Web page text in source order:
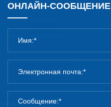
ОНЛАЙН-СООБЩЕНИЕ